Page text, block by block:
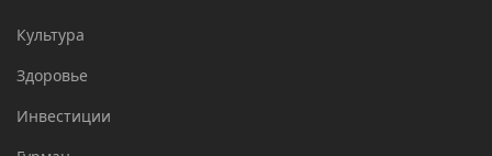
Культура
Здоровье
Инвестиции